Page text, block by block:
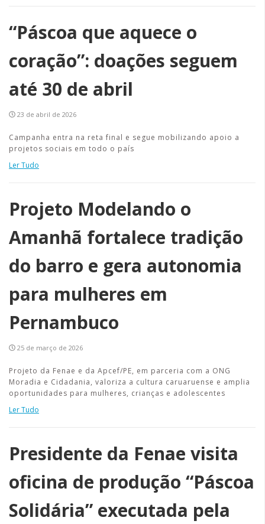
“Páscoa que aquece o
coração”: doações seguem
até 30 de abril
23 de abril de 2026
Campanha entra na reta final e segue mobilizando apoio a
projetos sociais em todo o país
Ler Tudo
Projeto Modelando o
Amanhã fortalece tradição
do barro e gera autonomia
para mulheres em
Pernambuco
25 de março de 2026
Projeto da Fenae e da Apcef/PE, em parceria com a ONG
Moradia e Cidadania, valoriza a cultura caruaruense e amplia
oportunidades para mulheres, crianças e adolescentes
Ler Tudo
Presidente da Fenae visita
oficina de produção “Páscoa
Solidária” executada pela